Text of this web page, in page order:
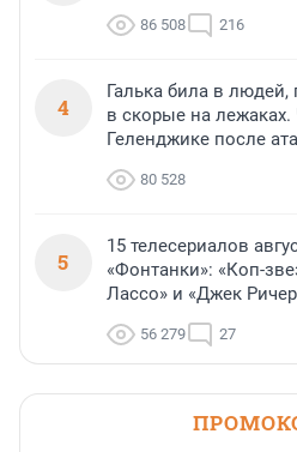
86 508 216
4
Галька била в людей,
в скорые на
Геленджике после
80 528
5
15 телесериалов
«Фонтанки»: «Коп-
Лассо» и «Джек
56 279 27